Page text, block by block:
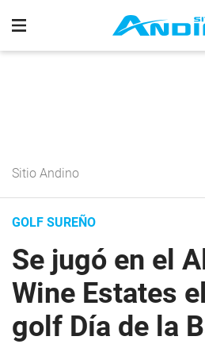
Sitio Andino
GOLF SUREÑO
Se jugó en el
Wine Estates
golf Día de la